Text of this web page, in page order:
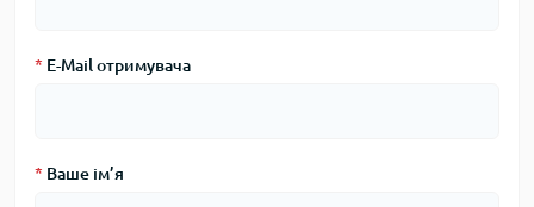
* E-Mail отримувача
* Ваше ім’я